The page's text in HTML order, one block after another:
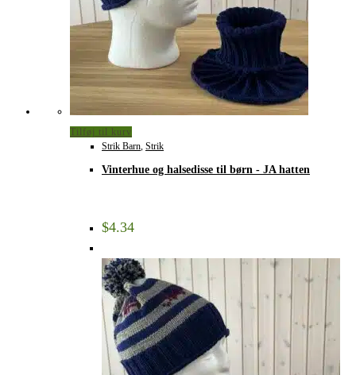
Tilføj til kurv
Strik Barn Strik
Vinterhue og halsedisse til børn - JA hatten
$4.34